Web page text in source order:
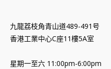
九龍荔枝角青山道489-491号
香港工業中心C座11樓5A室
星期一至六 11:00pm-6:00pm